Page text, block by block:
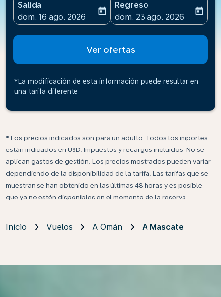
Salida
fc-booking-departure-date-aria-label
dom. 16 ago. 2026
today
Regreso
fc-booking-return-date-
dom. 23 ago. 2026
today
Ver ofertas
*La modificación de esta información puede resultar en
una tarifa diferente
* Los precios indicados son para un adulto. Todos los importes
están indicados en USD. Impuestos y recargos incluidos. No se
aplican gastos de gestión. Los precios mostrados pueden variar
dependiendo de la disponibilidad de la tarifa. Las tarifas que se
muestran se han obtenido en las últimas 48 horas y es posible
que ya no estén disponibles en el momento de la reserva.
Inicio Vuelos A Omán A Mascate